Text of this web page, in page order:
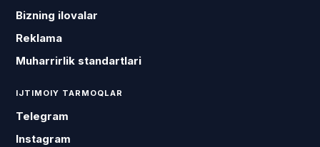
Bizning ilovalar
Reklama
Muharrirlik standartlari
IJTIMOIY TARMOQLAR
Telegram
Instagram